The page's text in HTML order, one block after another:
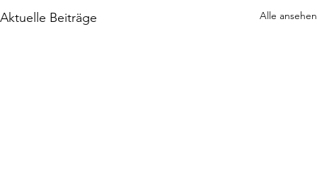
Aktuelle Beiträge Alle ansehen